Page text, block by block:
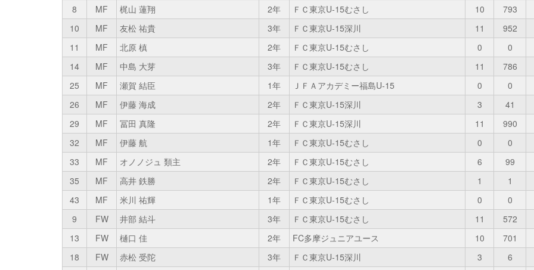
8
MF 梶山 蓮翔 2年 ＦＣ東京U-15むさし 10 793
10
MF 友松 祐貴 3年 ＦＣ東京U-15深川 11 952
11
MF 北原 槙 2年 ＦＣ東京U-15むさし 0 0
14
MF 中島 大芽 3年 ＦＣ東京U-15むさし 11 786
25
MF 瀬賀 結臣 1年 ＪＦＡアカデミー福島U-15 0 0
26
MF 伊藤 海成 2年 ＦＣ東京U-15深川 3 41
29
MF 冨田 真隆 2年 ＦＣ東京U-15深川 11 990
32
MF 伊藤 航 1年 ＦＣ東京U-15むさし 0 0
33
MF オノノジュ 類主 2年 ＦＣ東京U-15むさし 6 99
35
MF 高井 鉄勝 2年 ＦＣ東京U-15むさし 1 1
43
MF 米川 祐輝 1年 ＦＣ東京U-15むさし 0 0
9
FW 井部 結斗 3年 ＦＣ東京U-15むさし 11 572
13
FW 樋口 佳 2年 FC多摩ジュニアユース 10 701
18
FW 赤松 受陀 3年 ＦＣ東京U-15深川 3 6